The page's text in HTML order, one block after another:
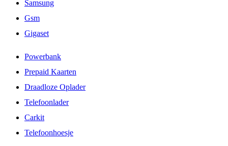
Samsung
Gsm
Gigaset
Powerbank
Prepaid Kaarten
Draadloze Oplader
Telefoonlader
Carkit
Telefoonhoesje